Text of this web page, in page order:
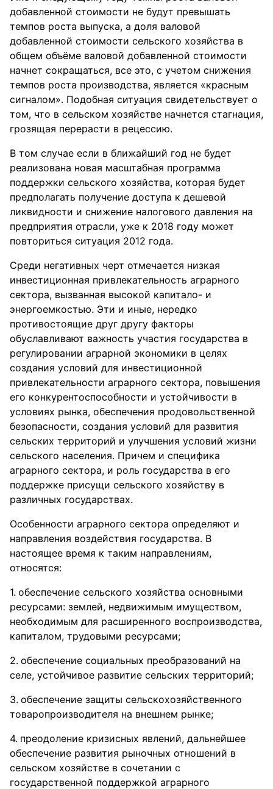
добавленной стоимости не будут превышать
темпов роста выпуска, а доля валовой
добавленной стоимости сельского хозяйства в
общем объёме валовой добавленной стоимости
начнет сокращаться, все это, с учетом снижения
темпов роста производства, является «красным
сигналом». Подобная ситуация свидетельствует о
том, что в сельском хозяйстве начнется стагнация,
грозящая перерасти в рецессию.
В том случае если в ближайший год не будет
реализована новая масштабная программа
поддержки сельского хозяйства, которая будет
предполагать получение доступа к дешевой
ликвидности и снижение налогового давления на
предприятия отрасли, уже к 2018 году может
повториться ситуация 2012 года.
Среди негативных черт отмечается низкая
инвестиционная привлекательность аграрного
сектора, вызванная высокой капитало- и
энергоемкостью. Эти и иные, нередко
противостоящие друг другу факторы
обуславливают важность участия государства в
регулировании аграрной экономики в целях
создания условий для инвестиционной
привлекательности аграрного сектора, повышения
его конкурентоспособности и устойчивости в
условиях рынка, обеспечения продовольственной
безопасности, создания условий для развития
сельских территорий и улучшения условий жизни
сельского населения. Причем и специфика
аграрного сектора, и роль государства в его
поддержке присущи сельского хозяйству в
различных государствах.
Особенности аграрного сектора определяют и
направления воздействия государства. В
настоящее время к таким направлениям,
относятся:
обеспечение сельского хозяйства основными
ресурсами: землей, недвижимым имуществом,
необходимым для расширенного воспроизводства,
капиталом, трудовыми ресурсами;
обеспечение социальных преобразований на
селе, устойчивое развитие сельских территорий;
обеспечение защиты сельскохозяйственного
товаропроизводителя на внешнем рынке;
преодоление кризисных явлений, дальнейшее
обеспечение развития рыночных отношений в
сельском хозяйстве в сочетании с
государственной поддержкой аграрного